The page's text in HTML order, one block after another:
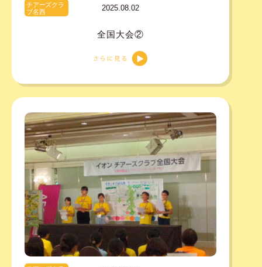
チアーズクラ
ブ名西
2025.08.02
全国大会②